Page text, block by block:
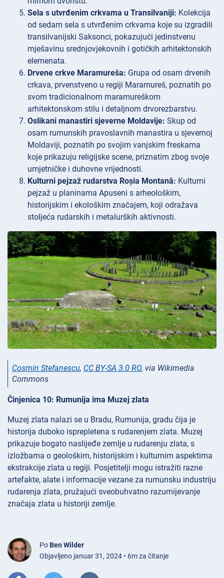
Sela s utvrđenim crkvama u Transilvaniji: Kolekcija
od sedam sela s utvrđenim crkvama koje su izgradili
transilvanijski Saksonci, pokazujući jedinstvenu
mješavinu srednjovjekovnih i gotičkih arhitektonskih
elemenata.
Drvene crkve Maramureša: Grupa od osam drvenih
crkava, prvenstveno u regiji Maramureš, poznatih po
svom tradicionalnom maramureškom
arhitektonskom stilu i detaljnom drvorezbarstvu.
Oslikani manastiri sjeverne Moldavije: Skup od
osam rumunskih pravoslavnih manastira u sjevernoj
Moldaviji, poznatih po svojim vanjskim freskama
koje prikazuju religijske scene, priznatim zbog svoje
umjetničke i duhovne vrijednosti.
Kulturni pejzaž rudarstva Roșia Montană: Kulturni
pejzaž u planinama Apuseni s arheološkim,
historijskim i ekološkim značajem, koji odražava
stoljeća rudarskih i metalurških aktivnosti.
Cosmin Stefanescu, CC BY-SA 3.0 RO, via Wikimedia
Commons
Činjenica 10: Rumunija ima Muzej zlata
Muzej zlata nalazi se u Bradu, Rumunija, gradu čija je
historija duboko isprepletena s rudarenjem zlata. Muzej
prikazuje bogato naslijeđe zemlje u rudarenju zlata, s
izložbama o geološkim, historijskim i kulturnim aspektima
ekstrakcije zlata u regiji. Posjetitelji mogu istražiti razne
artefakte, alate i informacije vezane za rumunsku industriju
rudarenja zlata, pružajući sveobuhvatno razumijevanje
značaja zlata u historiji zemlje.
Po Ben Wilder
Objavljeno januar 31, 2024 • 6m za čitanje